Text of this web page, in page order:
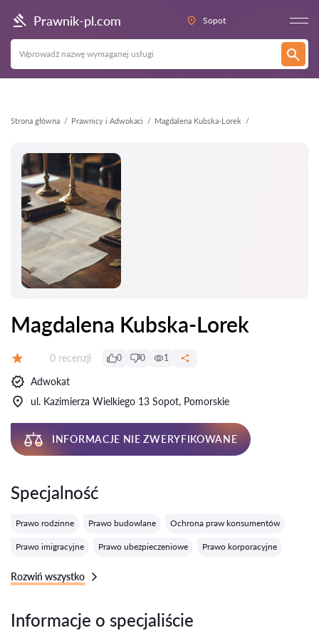
Prawnik-pl.com Sopot
Strona główna Prawnicy i Adwokaci Magdalena Kubska-Lorek
Wstecz
Magdalena Kubska-Lorek
Recenzji:
0 recenzji 0 0 1
Adwokat
ul. Kazimierza Wielkiego 13 Sopot, Pomorskie
INFORMACJE NIE ZWERYFIKOWANE
Specjalność
Prawo rodzinne Prawo budowlane Ochrona praw konsumentów
Prawo imigracyjne Prawo ubezpieczeniowe Prawo korporacyjne
Rozwiń wszystko
Informacje o specjaliście